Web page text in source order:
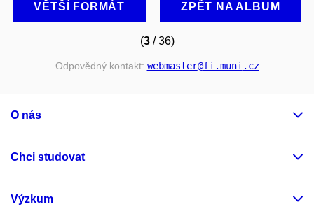
VĚTŠÍ FORMÁT ZPĚT NA ALBUM
(3/ 36)
Odpovědný kontakt: webmaster@fi.muni.cz
O nás
Chci studovat
Výzkum